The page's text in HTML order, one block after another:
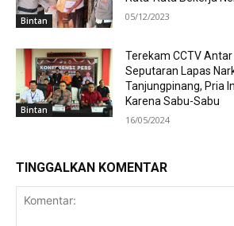
Bintan 05/12/2023
Bintan
Terekam CCTV Antar
Seputaran Lapas
Tanjungpinang, Pria
Karena Sabu-Sabu
16/05/2024
TINGGALKAN KOMENTAR